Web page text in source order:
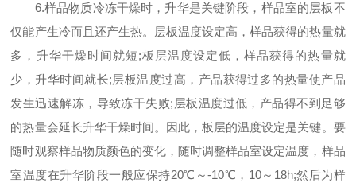
6.样品物质冷冻干燥时，升华是关键阶段，样品室的层板不
仅能产生冷而且还产生热。层板温度设定高，样品获得的热量就
多，升华干燥时间就短;板层温度设定低，样品获得的热量就
少，升华时间就长;层板温度过高，产品获得过多的热量使产品
发生迅速解冻，导致冻干失败;层板温度过低，产品得不到足够
的热量会延长升华干燥时间。因此，板层的温度设定是关键。要
随时观察样品物质颜色的变化，随时调整样品室设定温度，样品
室温度在升华阶段一般应保持20℃～-10℃，10～18h;然后为样